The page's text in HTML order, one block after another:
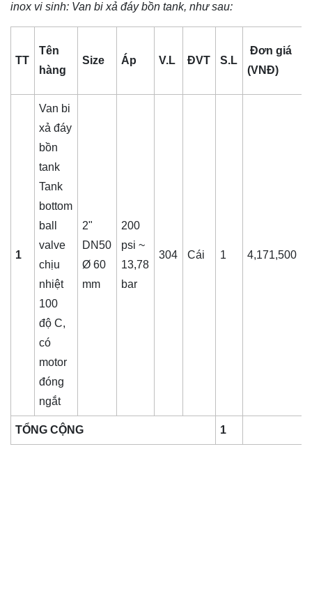
inox vi sinh: Van bi xả đáy bồn tank, như sau:
TT
Tên
hàng
Size Áp V.L ĐVT S.L
Đơn giá
(VNĐ)
1
Van bi
xả đáy
bồn
tank
Tank
bottom
ball
valve
chịu
nhiệt
100
độ C,
có
motor
đóng
ngắt
2"
DN50
Ø 60
mm
200
psi ~
13,78
bar
304 Cái 1 4,171,500
TỔNG CỘNG 1